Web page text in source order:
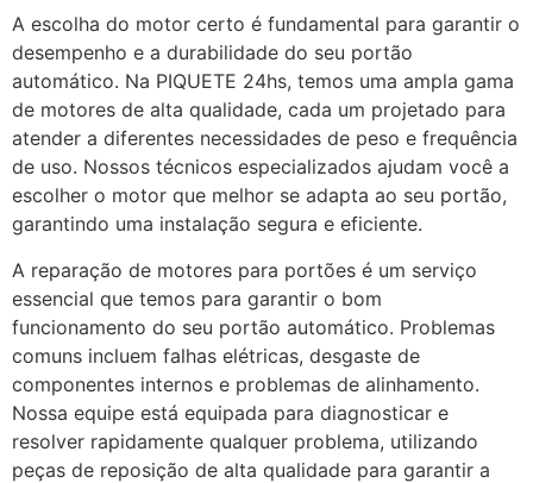
A escolha do motor certo é fundamental para garantir o
desempenho e a durabilidade do seu portão
automático. Na PIQUETE 24hs, temos uma ampla gama
de motores de alta qualidade, cada um projetado para
atender a diferentes necessidades de peso e frequência
de uso. Nossos técnicos especializados ajudam você a
escolher o motor que melhor se adapta ao seu portão,
garantindo uma instalação segura e eficiente.
A reparação de motores para portões é um serviço
essencial que temos para garantir o bom
funcionamento do seu portão automático. Problemas
comuns incluem falhas elétricas, desgaste de
componentes internos e problemas de alinhamento.
Nossa equipe está equipada para diagnosticar e
resolver rapidamente qualquer problema, utilizando
peças de reposição de alta qualidade para garantir a